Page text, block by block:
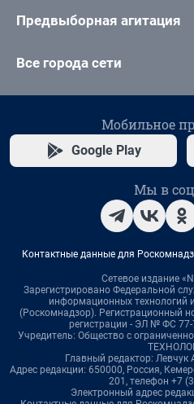
Предвыборная агитация
Все города сети
Мобильное
Google Play
Мы в
Контактные данные для
Сетевое издание
Зарегистрировано Федеральной
информационных технологий
(Роскомнадзор). Регистрационный
регистрации - ЭЛ № ФС 77-
Учредитель: Общество с
Главный редактор: Левчук
Адрес редакции: 650000, Россия,
201, телефон +7
Электронный адрес